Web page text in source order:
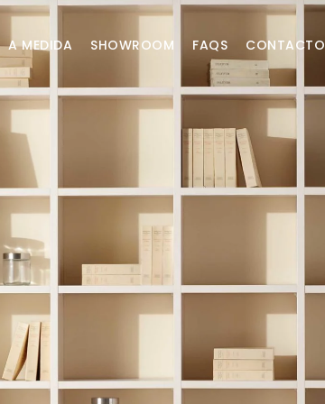
A MEDIDA SHOWROOM FAQS CONTACTO